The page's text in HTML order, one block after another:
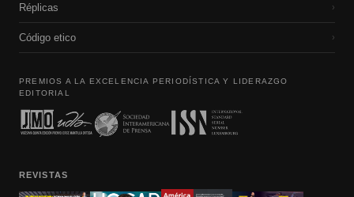
Réplicas ›
Código etico ›
PREMIOS A LA EXCELENCIA PERIODÍSTICA Y LIDERAZGO
EDITORIAL
REVISTAS